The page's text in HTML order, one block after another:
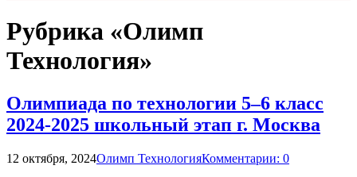
Рубрика «Олимп
Технология»
Олимпиада по технологии 5–6 класс
2024-2025 школьный этап г. Москва
12 октября, 2024Олимп ТехнологияКомментарии: 0